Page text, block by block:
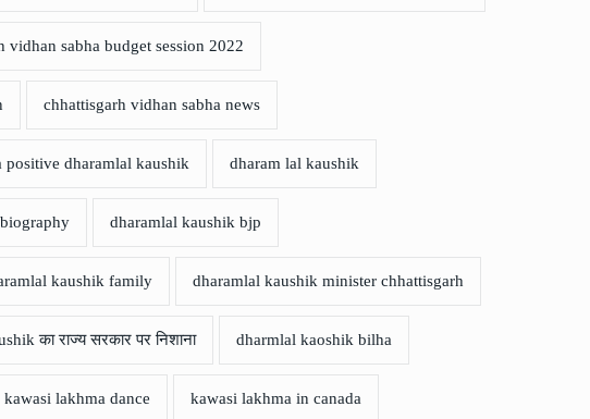
vidhan sabha budget session 2022
chhattisgarh vidhan sabha news
positive dharamlal kaushik dharam lal kaushik
dharamlal kaushik bjp
kaushik family dharamlal kaushik minister chhattisgarh
का राज्य सरकार पर निशाना dharmlal kaoshik bilha
kawasi lakhma dance kawasi lakhma in canada